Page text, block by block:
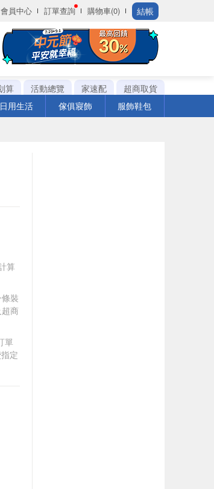
會員中心 訂單查詢 購物車(0) 結帳
算 活動總覽 家速配
超商取貨
日用生活 傢俱寢飾 服飾鞋包
算
裝
商
單
定